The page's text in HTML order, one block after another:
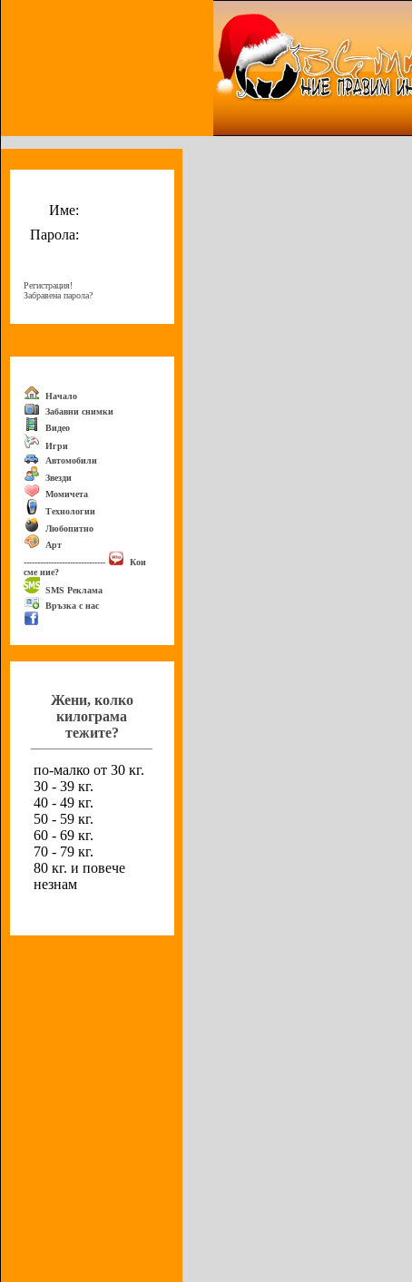
Име:
Парола:
Регистрация!
Забравена парола?
Начало
Забавни снимки
Видео
Игри
Автомобили
Звезди
Момичета
Технологии
Любопитно
Арт
------------------------------
Кои
сме ние?
SMS Реклама
Връзка с нас
Жени, колко
килограма
тежите?
по-малко от 30 кг.
30 - 39 кг.
40 - 49 кг.
50 - 59 кг.
60 - 69 кг.
70 - 79 кг.
80 кг. и повече
незнам